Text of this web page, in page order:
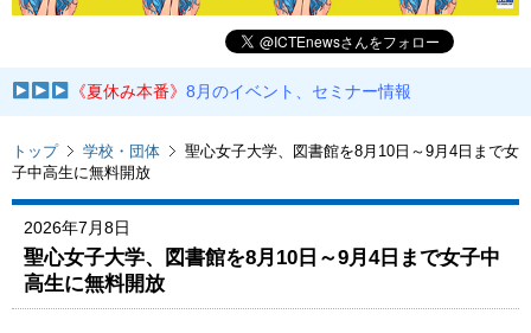
《夏休み本番》8月のイベント、セミナー情報
トップ 学校・団体
聖心女子大学、図書館を8月10日～9月4日まで女
子中高生に無料開放
2026年7月8日
聖心女子大学、図書館を8月10日～9月4日まで女子中
高生に無料開放